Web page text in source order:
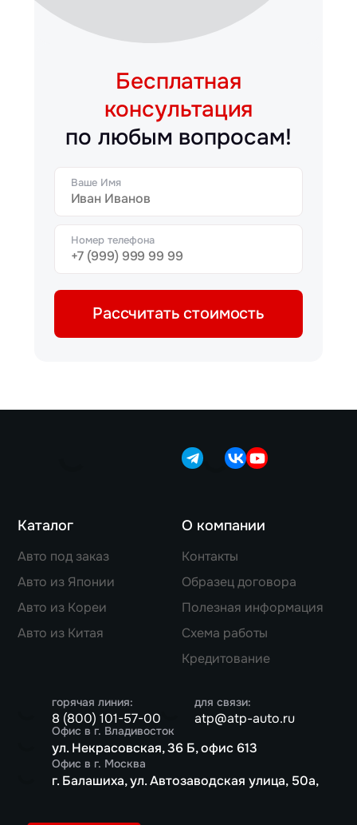
Бесплатная
консультация
по любым вопросам!
Ваше Имя
Номер телефона
Рассчитать стоимость
Каталог
Авто под заказ
Авто из Японии
Авто из Кореи
Авто из Китая
О компании
Контакты
Образец договора
Полезная информация
Схема работы
Кредитование
горячая линия:
8 (800) 101-57-00
для связи:
atp@atp-auto.ru
Офис в г. Владивосток
ул. Некрасовская, 36 Б, офис 613
Офис в г. Москва
г. Балашиха, ул. Автозаводская улица, 50а,